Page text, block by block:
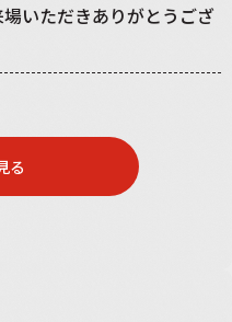
いただきありがとうござ
る